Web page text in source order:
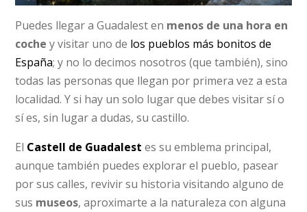
Puedes llegar a Guadalest en menos de una hora en
coche y visitar uno de los pueblos más bonitos de
España; y no lo decimos nosotros (que también), sino
todas las personas que llegan por primera vez a esta
localidad. Y si hay un solo lugar que debes visitar sí o
sí es, sin lugar a dudas, su castillo.
El Castell de Guadalest es su emblema principal,
aunque también puedes explorar el pueblo, pasear
por sus calles, revivir su historia visitando alguno de
sus museos, aproximarte a la naturaleza con alguna